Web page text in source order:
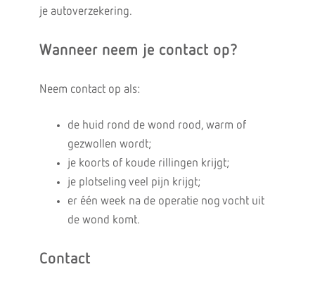
je autoverzekering.
Wanneer neem je contact op?
Neem contact op als:
de huid rond de wond rood, warm of
gezwollen wordt;
je koorts of koude rillingen krijgt;
je plotseling veel pijn krijgt;
er één week na de operatie nog vocht uit
de wond komt.
Contact